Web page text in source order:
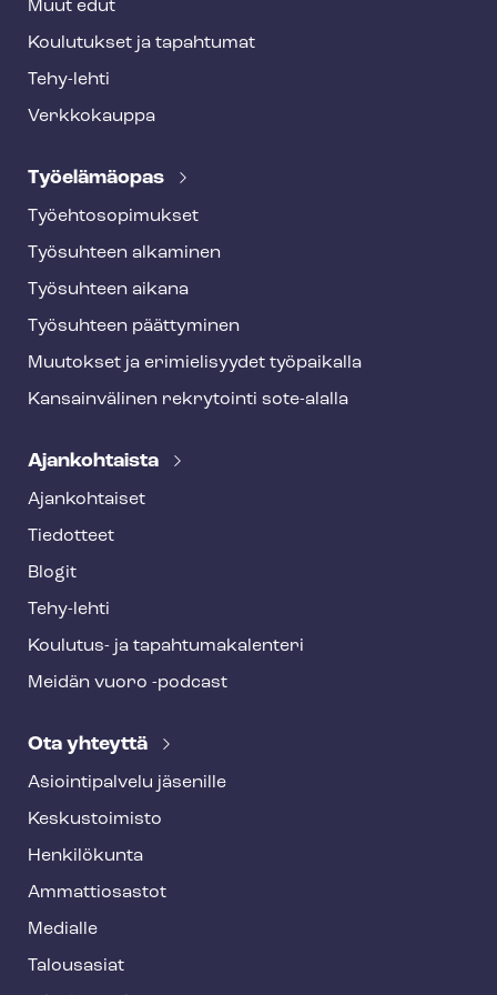
Muut edut
Koulutukset ja tapahtumat
Tehy-lehti
Verkkokauppa
Työelämäopas
Työ­eh­to­so­pi­muk­set
Työsuhteen alkaminen
Työsuhteen aikana
Työsuhteen päättyminen
Muutokset ja erimielisyydet työpaikalla
Kansainvälinen rekrytointi sote-alalla
Ajankohtaista
Ajankohtaiset
Tiedotteet
Blogit
Tehy-lehti
Koulutus- ja ta­pah­tu­ma­ka­len­te­ri
Meidän vuoro -podcast
Ota yhteyttä
Asioin­ti­pal­ve­lu jäsenille
Keskustoimisto
Henkilökunta
Ammattiosastot
Medialle
Talousasiat